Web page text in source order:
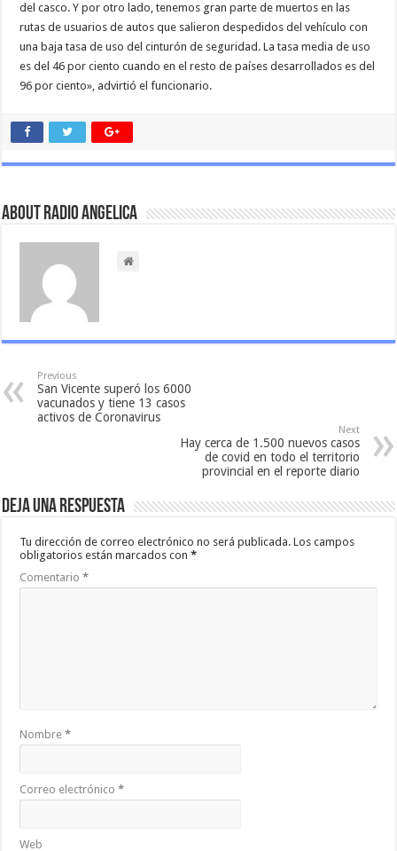
del casco. Y por otro lado, tenemos gran parte de muertos en las
rutas de usuarios de autos que salieron despedidos del vehículo con
una baja tasa de uso del cinturón de seguridad. La tasa media de uso
es del 46 por ciento cuando en el resto de países desarrollados es del
96 por ciento», advirtió el funcionario.
About Radio Angelica
Previous
San Vicente superó los 6000
vacunados y tiene 13 casos
activos de Coronavirus
Next
Hay cerca de 1.500 nuevos casos
de covid en todo el territorio
provincial en el reporte diario
Deja una respuesta
Tu dirección de correo electrónico no será publicada. Los campos
obligatorios están marcados con*
Comentario*
Nombre*
Correo electrónico*
Web